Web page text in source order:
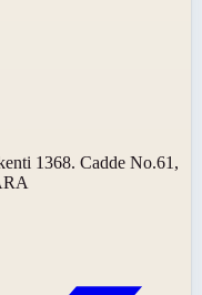
1368. Cadde No.61,